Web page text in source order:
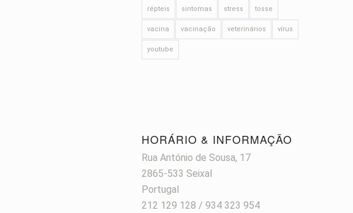
répteis sintomas stress tosse
vacina vacinação veterinários vírus
youtube
HORÁRIO & INFORMAÇÃO
Rua António de Sousa, 17
2865-533 Seixal
Portugal
212 129 128 / 934 323 954